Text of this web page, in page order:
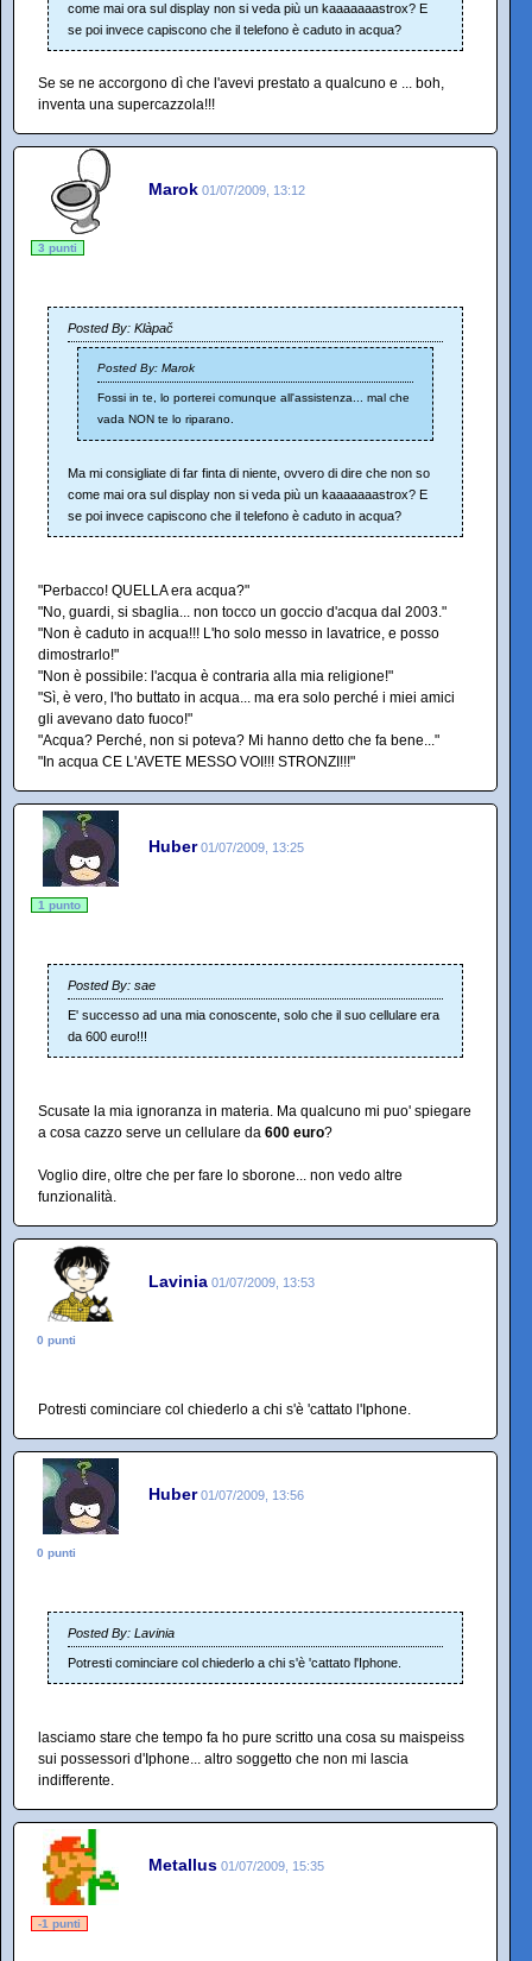
come mai ora sul display non si veda più un kaaaaaaastrox? E
se poi invece capiscono che il telefono è caduto in acqua?
Se se ne accorgono dì che l'avevi prestato a qualcuno e ... boh,
inventa una supercazzola!!!
Marok 01/07/2009, 13:12
3 punti
Posted By: Klàpač
Posted By: Marok
Fossi in te, lo porterei comunque all'assistenza... mal che
vada NON te lo riparano.
Ma mi consigliate di far finta di niente, ovvero di dire che non so
come mai ora sul display non si veda più un kaaaaaaastrox? E
se poi invece capiscono che il telefono è caduto in acqua?
"Perbacco! QUELLA era acqua?"
"No, guardi, si sbaglia... non tocco un goccio d'acqua dal 2003."
"Non è caduto in acqua!!! L'ho solo messo in lavatrice, e posso
dimostrarlo!"
"Non è possibile: l'acqua è contraria alla mia religione!"
"Sì, è vero, l'ho buttato in acqua... ma era solo perché i miei amici
gli avevano dato fuoco!"
"Acqua? Perché, non si poteva? Mi hanno detto che fa bene..."
"In acqua CE L'AVETE MESSO VOI!!! STRONZI!!!"
Huber 01/07/2009, 13:25
1 punto
Posted By: sae
E' successo ad una mia conoscente, solo che il suo cellulare era
da 600 euro!!!
Scusate la mia ignoranza in materia. Ma qualcuno mi puo' spiegare
a cosa cazzo serve un cellulare da 600 euro?
Voglio dire, oltre che per fare lo sborone... non vedo altre
funzionalità.
Lavinia 01/07/2009, 13:53
0 punti
Potresti cominciare col chiederlo a chi s'è 'cattato l'Iphone.
Huber 01/07/2009, 13:56
0 punti
Posted By: Lavinia
Potresti cominciare col chiederlo a chi s'è 'cattato l'Iphone.
lasciamo stare che tempo fa ho pure scritto una cosa su maispeiss
sui possessori d'Iphone... altro soggetto che non mi lascia
indifferente.
Metallus 01/07/2009, 15:35
-1 punti